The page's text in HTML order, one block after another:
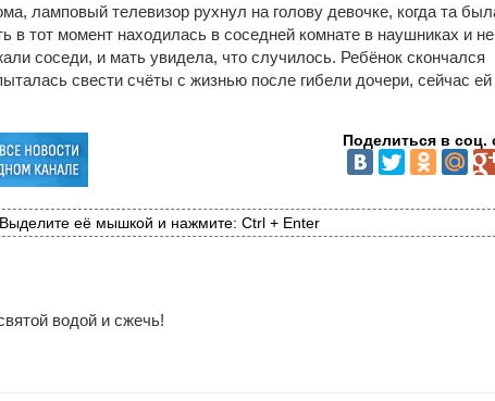
ламповый телевизор рухнул на голову девочке, когда та
в тот момент находилась в соседней комнате в наушниках и не
соседи, и мать увидела, что случилось. Ребёнок скончался
свести счёты с жизнью после гибели дочери, сейчас ей
Поделиться в соц.
её мышкой и нажмите: Ctrl + Enter
водой и сжечь!